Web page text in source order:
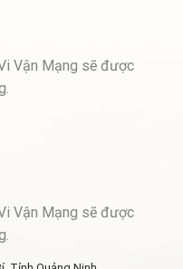
Vận Mạng sẽ được
Vận Mạng sẽ được